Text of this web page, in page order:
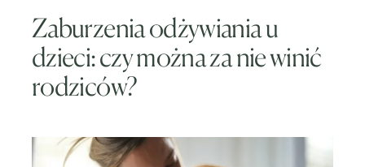
Zaburzenia odżywiania u
dzieci: czy można za nie winić
rodziców?